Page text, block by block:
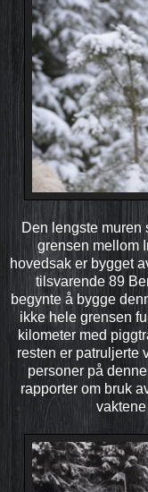
Den lengste muren
grensen mellom
hovedsak er bygget
tilsvarende 89
begynte å bygge
ikke hele grensen
kilometer med
resten er patruljerte
personer på
rapporter om bruk